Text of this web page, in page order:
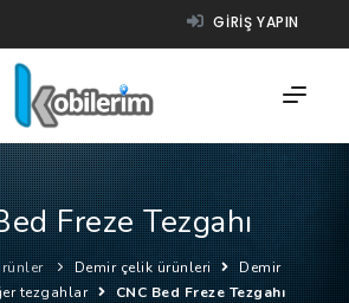
GIRIŞ YAPIN
Freze Tezgahı
Demir çelik ürünleri
Demir
tezgahlar CNC Bed Freze Tezgahı